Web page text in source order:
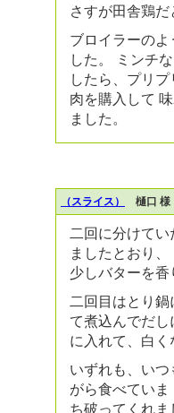
さすが田舎鶏
ブロイラーの
した。 ミンチ
したら、プリ
肉を購入して
ました。
（スライス） 樋口 様
二回に分けて
ましたとおり
少しバターを
二回目はとり
て煮込んでだ
に入れて、白
いずれも、い
がら食べてい
ち破ってくれ